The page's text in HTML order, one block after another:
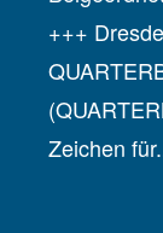
+++
Zeichen